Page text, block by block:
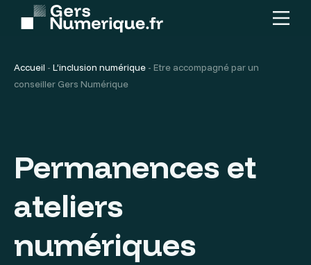
Contenu
principal
Menu
Accueil - L’inclusion numérique - Etre accompagné par un
conseiller Gers Numérique
Permanences et
ateliers
numériques